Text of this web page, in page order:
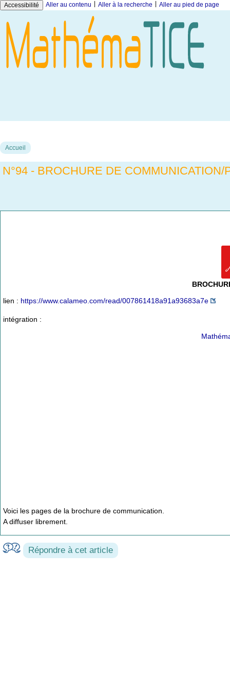
Accessibilité Aller au contenu Aller à la recherche Aller au pied de page
Accueil
N°94 - BROCHURE DE COMMUNICATION/
lien : https://www.calameo.com/read/007861418a91a93683a7e
intégration :
Voici les pages de la brochure de communication.
A diffuser librement.
Répondre à cet article